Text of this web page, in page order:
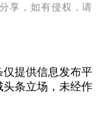
享，如有侵权，请
提供信息发布平
条立场，未经作